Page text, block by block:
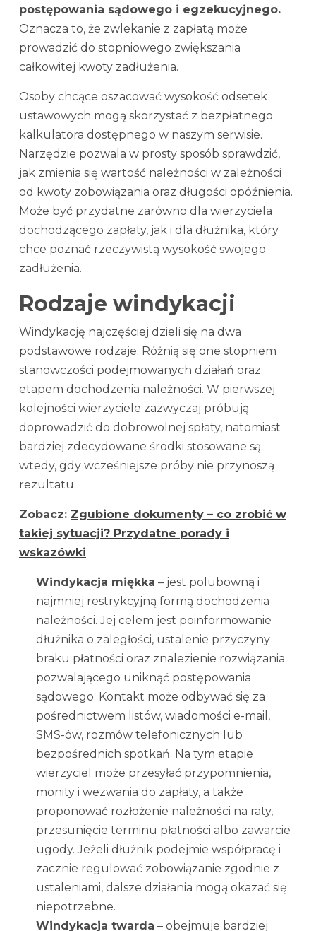
postępowania sądowego i egzekucyjnego.
Oznacza to, że zwlekanie z zapłatą może
prowadzić do stopniowego zwiększania
całkowitej kwoty zadłużenia.
Osoby chcące oszacować wysokość odsetek
ustawowych mogą skorzystać z bezpłatnego
kalkulatora dostępnego w naszym serwisie.
Narzędzie pozwala w prosty sposób sprawdzić,
jak zmienia się wartość należności w zależności
od kwoty zobowiązania oraz długości opóźnienia.
Może być przydatne zarówno dla wierzyciela
dochodzącego zapłaty, jak i dla dłużnika, który
chce poznać rzeczywistą wysokość swojego
zadłużenia.
Rodzaje windykacji
Windykację najczęściej dzieli się na dwa
podstawowe rodzaje. Różnią się one stopniem
stanowczości podejmowanych działań oraz
etapem dochodzenia należności. W pierwszej
kolejności wierzyciele zazwyczaj próbują
doprowadzić do dobrowolnej spłaty, natomiast
bardziej zdecydowane środki stosowane są
wtedy, gdy wcześniejsze próby nie przynoszą
rezultatu.
Zobacz: Zgubione dokumenty – co zrobić w
takiej sytuacji? Przydatne porady i
wskazówki
Windykacja miękka – jest polubowną i
najmniej restrykcyjną formą dochodzenia
należności. Jej celem jest poinformowanie
dłużnika o zaległości, ustalenie przyczyny
braku płatności oraz znalezienie rozwiązania
pozwalającego uniknąć postępowania
sądowego. Kontakt może odbywać się za
pośrednictwem listów, wiadomości e-mail,
SMS-ów, rozmów telefonicznych lub
bezpośrednich spotkań. Na tym etapie
wierzyciel może przesyłać przypomnienia,
monity i wezwania do zapłaty, a także
proponować rozłożenie należności na raty,
przesunięcie terminu płatności albo zawarcie
ugody. Jeżeli dłużnik podejmie współpracę i
zacznie regulować zobowiązanie zgodnie z
ustaleniami, dalsze działania mogą okazać się
niepotrzebne.
Windykacja twarda – obejmuje bardziej